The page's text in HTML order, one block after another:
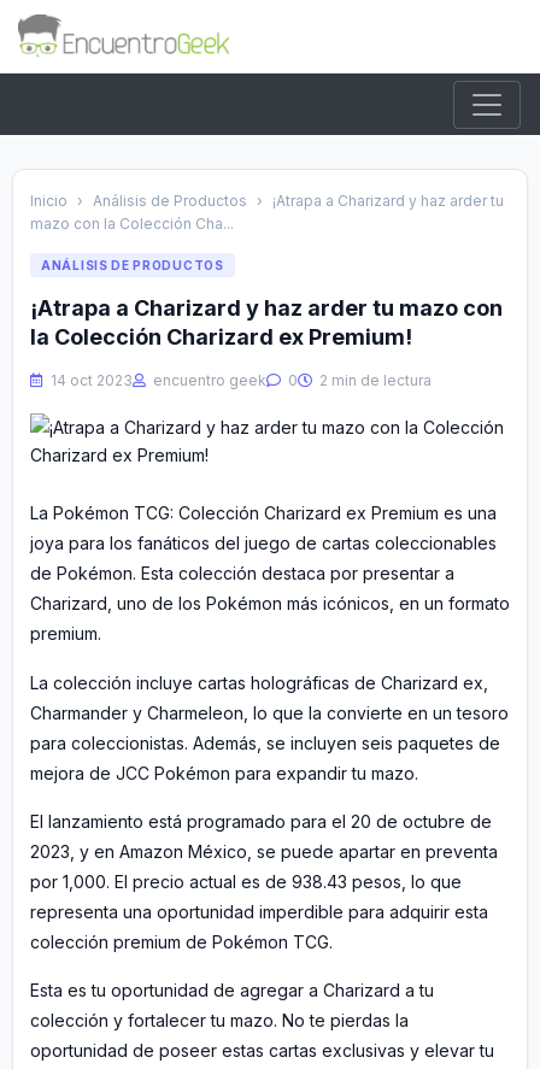
Inicio › Análisis de Productos ›
¡Atrapa a Charizard y haz arder tu
mazo con la Colección Cha...
ANÁLISIS DE PRODUCTOS
¡Atrapa a Charizard y haz arder tu mazo con
la Colección Charizard ex Premium!
14 oct 2023 encuentro geek 0 2 min de lectura
La Pokémon TCG: Colección Charizard ex Premium es una
joya para los fanáticos del juego de cartas coleccionables
de Pokémon. Esta colección destaca por presentar a
Charizard, uno de los Pokémon más icónicos, en un formato
premium.
La colección incluye cartas holográficas de Charizard ex,
Charmander y Charmeleon, lo que la convierte en un tesoro
para coleccionistas. Además, se incluyen seis paquetes de
mejora de JCC Pokémon para expandir tu mazo.
El lanzamiento está programado para el 20 de octubre de
2023, y en Amazon México, se puede apartar en preventa
por 1,000. El precio actual es de 938.43 pesos, lo que
representa una oportunidad imperdible para adquirir esta
colección premium de Pokémon TCG.
Esta es tu oportunidad de agregar a Charizard a tu
colección y fortalecer tu mazo. No te pierdas la
oportunidad de poseer estas cartas exclusivas y elevar tu